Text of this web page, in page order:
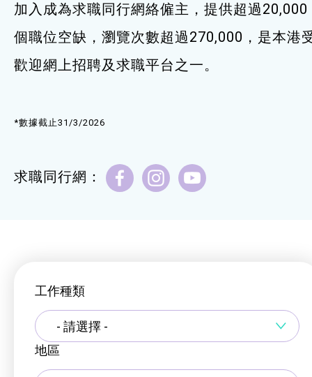
加入成為求職同行網絡僱主，提供超過20,000
個職位空缺，瀏覽次數超過270,000，是本港
歡迎網上招聘及求職平台之一。
*數據截止31/3/2026
求職同行網：
工作種類
- 請選擇 -
地區